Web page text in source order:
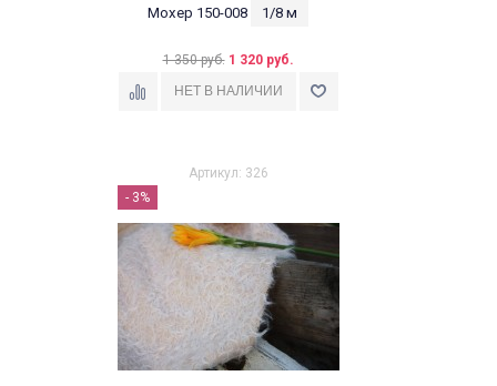
Мохер 150-008 1/8 м
1 350 руб. 1 320 руб.
Артикул: 326
- 3%